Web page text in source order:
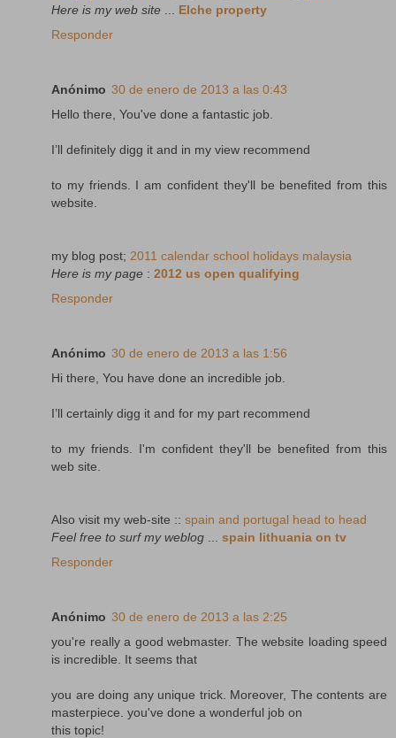
Here is my web site
Elche property
Responder
Anónimo 30 de enero de 2013 a las 0:43
Hello there, You've done a fantastic job.
I’ll definitely digg it and in my view recommend
to my friends. I am confident they'll be benefited from this
website.
my blog post; 2011 calendar school holidays malaysia
Here is my page : 2012 us open qualifying
Responder
Anónimo 30 de enero de 2013 a las 1:56
Hi there, You have done an incredible job.
I’ll certainly digg it and for my part recommend
to my friends. I'm confident they'll be benefited from this
web site.
Also visit my web-site :: spain and portugal head to head
Feel free to surf my weblog
spain lithuania on tv
Responder
Anónimo 30 de enero de 2013 a las 2:25
you're really a good webmaster. The website loading speed
is incredible. It seems that
you are doing any unique trick. Moreover, The contents are
masterpiece. you've done a wonderful job on
this topic!